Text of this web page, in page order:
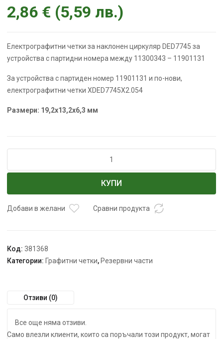
2,86 € (5,59 лв.)
Електрографитни четки за наклонен циркуляр DED7745 за
устройства с партидни номера между 11300343 – 11901131
За устройства с партиден номер 11901131 и по-нови,
електрографитни четки XDED7745X2.054
Размери: 19,2х13,2х6,3 мм
Графитни
DEDRA
КУПИ
Добави в желани Сравни продукта
Код: 381368
Категории: Графитни четки, Резервни части
Отзиви (0)
Все още няма отзиви.
Само влезли клиенти, които са поръчали този продукт, могат